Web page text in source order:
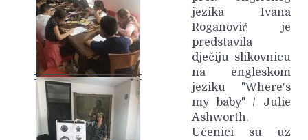
jezika Ivana
Roganović je
predstavila
dječiju slikovnicu
na engleskom
jeziku "Where′s
my baby" / Julie
Ashworth.
Učenici su uz